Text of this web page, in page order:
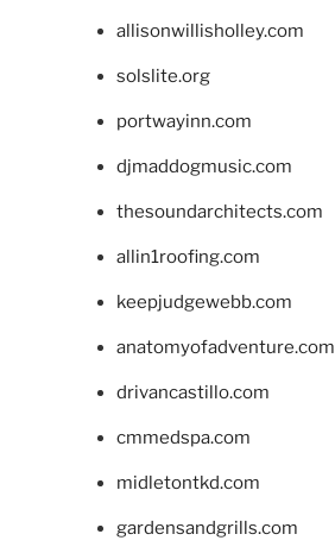
allisonwillisholley.com
solslite.org
portwayinn.com
djmaddogmusic.com
thesoundarchitects.com
allin1roofing.com
keepjudgewebb.com
anatomyofadventure.com
drivancastillo.com
cmmedspa.com
midletontkd.com
gardensandgrills.com